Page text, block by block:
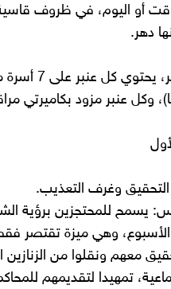
أو اليوم، في ظروف
دهر.
2- 8 عنابر،
يسمح للمحتجزين برؤية
وهي ميزة تقتصر
معهم ونقلوا من الزنازين
تمهيدا لتقديمهم